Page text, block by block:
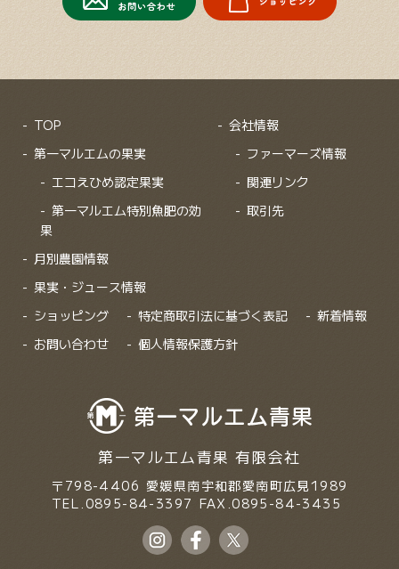
TOP
第一マルエムの果実
エコえひめ認定果実
第一マルエム特別魚肥の効
果
月別農園情報
果実・ジュース情報
会社情報
ファーマーズ情報
関連リンク
取引先
ショッピング 特定商取引法に基づく表記
新着情報
お問い合わせ
個人情報保護方針
第一マルエム青果 有限会社
〒798-4406 愛媛県南宇和郡愛南町広見1989
TEL.0895-84-3397 FAX.0895-84-3435